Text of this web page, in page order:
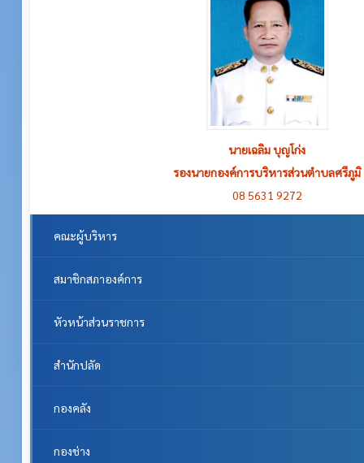
นายเฉลิม บุญโก่ง
รองนายกองค์การบริหารส่วนตำบลศรีภูมิ
08 5631 9272
คณะผู้บริหาร
สมาชิกสภาองค์การ
หัวหน้าส่วนราชการ
สำนักปลัด
กองคลัง
กองช่าง